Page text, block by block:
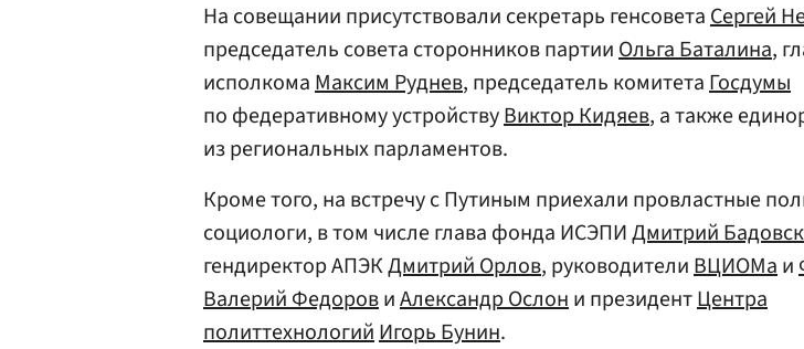
На совещании присутствовали секретарь генсоветаСергей
председатель совета сторонников партииОльга Баталина,
исполкомаМаксим Руднев, председатель комитетаГосдумы
по федеративному устройствуВиктор Кидяев, а также
из региональных парламентов.
Кроме того, на встречу с Путиным приехали провластные
социологи, в том числе глава фонда ИСЭПИДмитрий
гендиректор АПЭКДмитрий Орлов, руководителиВЦИОМаи
Валерий ФедоровиАлександр Ослони президентЦентра
политтехнологийИгорь Бунин.